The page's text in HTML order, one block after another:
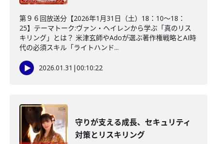
第９６回放送分【2026年1月31日（土）18：10～18：
25】テーマトーク:ヴァン・ヘイレンから学ぶ「真のリス
キリング」とは？ 米津玄師やAdoが選ぶ著作権戦略とAI時
代の必須スキル「ライトハンド...
2026.01.31 |00:10:22
守りが支える成長、セキュリティ
対策とリスキリング